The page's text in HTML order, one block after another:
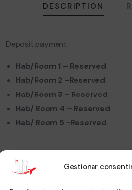
Gestionar
DESCRIPTION
Deposit payment
Hab/Room 1 – Reserved
Hab/Room 2 -Reserved
Hab/Room 3 – Reserved
Hab/ Room 4 – Reserved
Hab/ Room 5 -Reserved